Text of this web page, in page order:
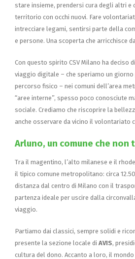
stare insieme, prendersi cura degli altri e
territorio con occhi nuovi. Fare
intrecciare legami, sentirsi parte della
e persone. Una scoperta che arricchisce
Con questo spirito CSV Milano ha deciso
viaggio digitale – che speriamo un
percorso fisico – nei comuni dell’area
“aree interne”, spesso poco conosciute
sociale. Crediamo che riscoprire la
anche osservare da vicino il volontariato
Arluno, un comune che non
Tra il magentino, l’alto milanese e il
il tipico comune metropolitano: circa
distanza dal centro di Milano con il
partenza ideale per uscire dalla
viaggio.
Partiamo dai classici, sempre solidi e
presente la sezione locale di AVIS,
cultura del dono. Accanto a loro, il